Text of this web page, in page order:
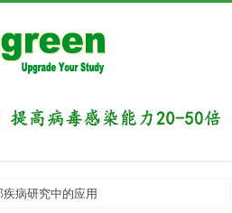
病研究中的应用